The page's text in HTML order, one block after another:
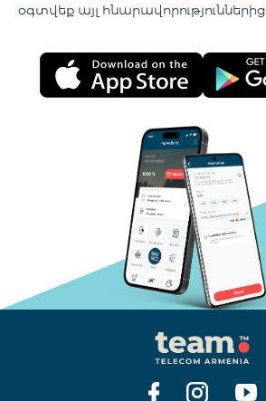
օգտվեք այլ հնարավորություններից